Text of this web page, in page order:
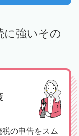
に強いその
の申告をスム